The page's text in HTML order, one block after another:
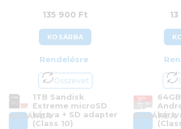
135 900 Ft
KOSÁRBA
Rendelésre
Összevet
KOSÁRBA
1TB Sandisk
Extreme microSD
kártya + SD adapter
(Class 10)
KOSÁRBA